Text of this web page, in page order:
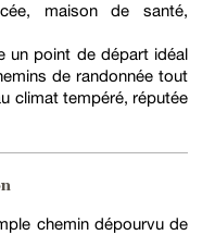
maison de santé,
un point de départ idéal
de randonnée tout
climat tempéré, réputée
chemin dépourvu de